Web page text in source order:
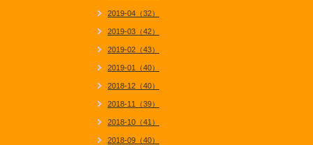
2019-04（32）
2019-03（42）
2019-02（43）
2019-01（40）
2018-12（40）
2018-11（39）
2018-10（41）
2018-09（40）